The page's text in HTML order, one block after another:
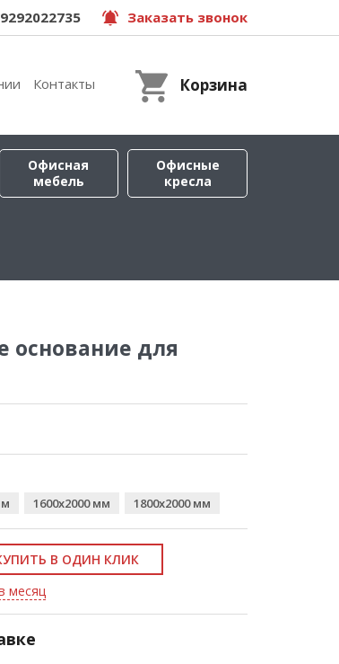
Заказать звонок
Контакты Корзина
Офисная
мебель
Офисные
кресла
основание для
1600x2000 мм 1800x2000 мм
В ОДИН КЛИК
месяц